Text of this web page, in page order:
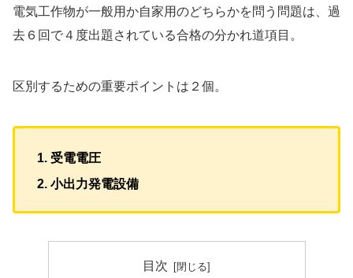
電気工作物が一般用か自家用のどちらかを問う問題は、過
去６回で４度出題されている合格の分かれ道項目。
区別するための重要ポイントは２個。
受電電圧
小出力発電設備
目次